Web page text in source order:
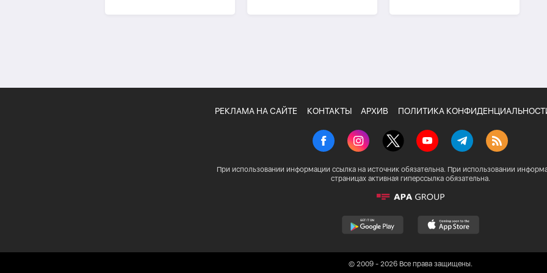
бизнеса
РЕКЛАМА НА САЙТЕ КОНТАКТЫ АРХИВ ПОЛИТИКА
При использовании информации ссылка на источник обязательна. При использовании
страницах активная гиперссылка обязательна.
© 2009 - 2026 Все права защищены.